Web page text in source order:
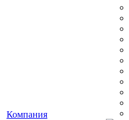
Компания